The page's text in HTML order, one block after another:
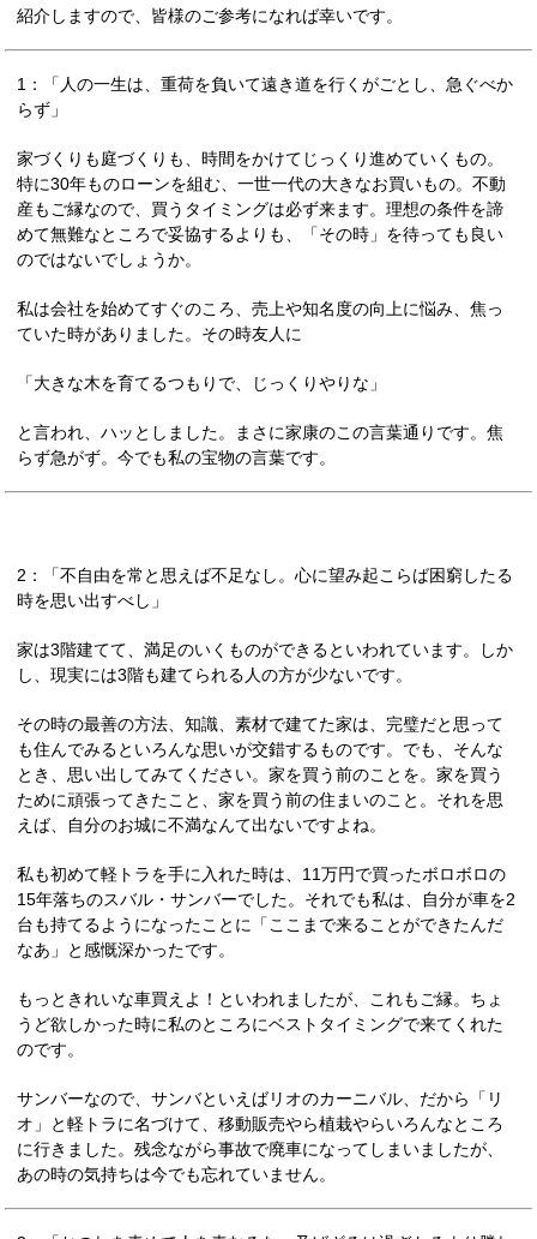
紹介しますので、皆様のご参考になれば幸いです。
1：「人の一生は、重荷を負いて遠き道を行くがごとし、急ぐべか
らず」
家づくりも庭づくりも、時間をかけてじっくり進めていくもの。
特に30年ものローンを組む、一世一代の大きなお買いもの。不動
産もご縁なので、買うタイミングは必ず来ます。理想の条件を諦
めて無難なところで妥協するよりも、「その時」を待っても良い
のではないでしょうか。
私は会社を始めてすぐのころ、売上や知名度の向上に悩み、焦っ
ていた時がありました。その時友人に
「大きな木を育てるつもりで、じっくりやりな」
と言われ、ハッとしました。まさに家康のこの言葉通りです。焦
らず急がず。今でも私の宝物の言葉です。
2：「不自由を常と思えば不足なし。心に望み起こらば困窮したる
時を思い出すべし」
家は3階建てて、満足のいくものができるといわれています。しか
し、現実には3階も建てられる人の方が少ないです。
その時の最善の方法、知識、素材で建てた家は、完璧だと思って
も住んでみるといろんな思いが交錯するものです。でも、そんな
とき、思い出してみてください。家を買う前のことを。家を買う
ために頑張ってきたこと、家を買う前の住まいのこと。それを思
えば、自分のお城に不満なんて出ないですよね。
私も初めて軽トラを手に入れた時は、11万円で買ったボロボロの
15年落ちのスバル・サンバーでした。それでも私は、自分が車を2
台も持てるようになったことに「ここまで来ることができたんだ
なあ」と感慨深かったです。
もっときれいな車買えよ！といわれましたが、これもご縁。ちょ
うど欲しかった時に私のところにベストタイミングで来てくれた
のです。
サンバーなので、サンバといえばリオのカーニバル、だから「リ
オ」と軽トラに名づけて、移動販売やら植栽やらいろんなところ
に行きました。残念ながら事故で廃車になってしまいましたが、
あの時の気持ちは今でも忘れていません。